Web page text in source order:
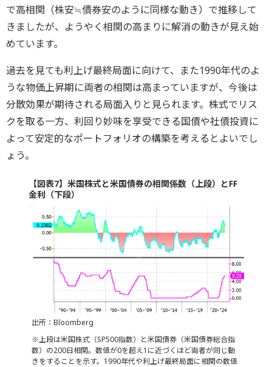
で高相関（株安≒債券安のように同様な動き）で推移して
きましたが、ようやく相関の高まりに解消の動きが見え始
めています。
過去を見ても利上げ最終局面に向けて、また1990年代のよ
うな物価上昇期に両者の相関は高まっていますが、今後は
分散効果が期待される局面入りと見られます。株式でリス
クを取る一方、利回り妙味を享受できる国債や社債投資に
よって安定的なポートフォリオの構築を考えるとよいでし
ょう。
【図表7】米国株式と米国債券の相関係数（上段）とFF
金利（下段）
出所：Bloomberg
※上段は米国株式（SP500指数）と米国債券（米国債券総合指
数）の200日相関。数値が0を超え1に近づくほど両者が同じ動
きをすることを示す。1990年代や利上げ最終局面に相関の数値